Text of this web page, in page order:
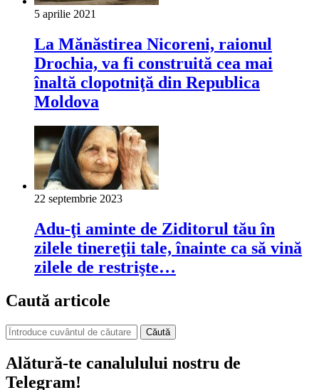
5 aprilie 2021
La Mănăstirea Nicoreni, raionul
Drochia, va fi construită cea mai
înaltă clopotniţă din Republica
Moldova
22 septembrie 2023
Adu-ţi aminte de Ziditorul tău în
zilele tinereţii tale, înainte ca să vină
zilele de restrişte…
Caută articole
Căută
Alătură-te canalulului nostru de
Telegram!